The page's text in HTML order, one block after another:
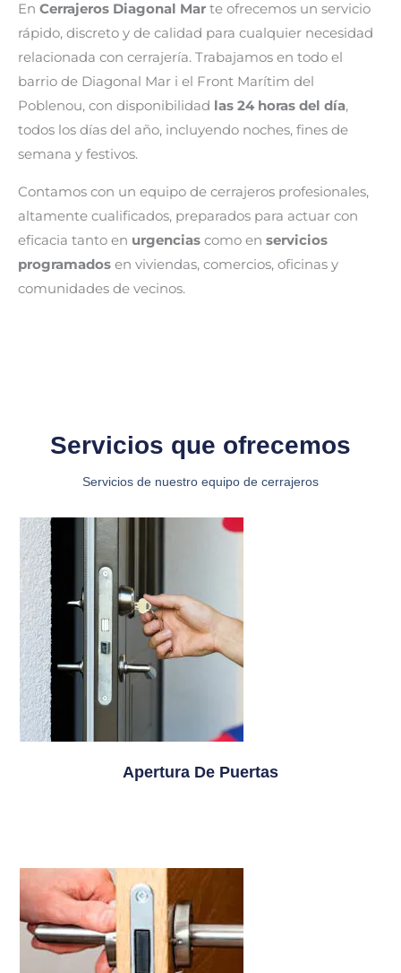
En Cerrajeros Diagonal Mar te ofrecemos un servicio
rápido, discreto y de calidad para cualquier necesidad
relacionada con cerrajería. Trabajamos en todo el
barrio de Diagonal Mar i el Front Marítim del
Poblenou, con disponibilidad las 24 horas del día,
todos los días del año, incluyendo noches, fines de
semana y festivos.
Contamos con un equipo de cerrajeros profesionales,
altamente cualificados, preparados para actuar con
eficacia tanto en urgencias como en servicios
programados en viviendas, comercios, oficinas y
comunidades de vecinos.
Servicios que ofrecemos
Servicios de nuestro equipo de cerrajeros
Apertura De Puertas